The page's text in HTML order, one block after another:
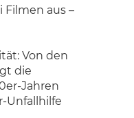
Filmen aus –
Von den
die
Jahren
Unfallhilfe